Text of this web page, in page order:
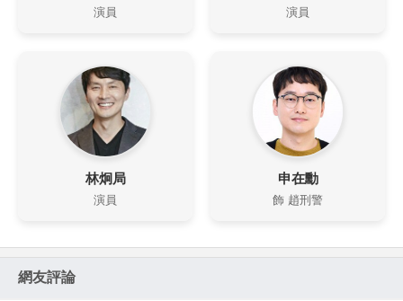
演員 演員
林炯局
演員
申在勳
飾 趙刑警
網友評論